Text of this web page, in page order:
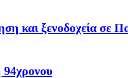
και ξενοδοχεία σε
94χρονου